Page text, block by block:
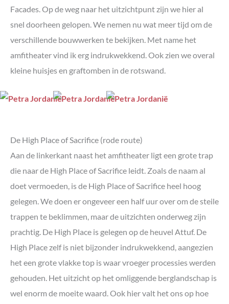
Facades. Op de weg naar het uitzichtpunt zijn we hier al
snel doorheen gelopen. We nemen nu wat meer tijd om de
verschillende bouwwerken te bekijken. Met name het
amfitheater vind ik erg indrukwekkend. Ook zien we overal
kleine huisjes en graftomben in de rotswand.
De High Place of Sacrifice (rode route)
Aan de linkerkant naast het amfitheater ligt een grote trap
die naar de High Place of Sacrifice leidt. Zoals de naam al
doet vermoeden, is de High Place of Sacrifice heel hoog
gelegen. We doen er ongeveer een half uur over om de steile
trappen te beklimmen, maar de uitzichten onderweg zijn
prachtig. De High Place is gelegen op de heuvel Attuf. De
High Place zelf is niet bijzonder indrukwekkend, aangezien
het een grote vlakke top is waar vroeger processies werden
gehouden. Het uitzicht op het omliggende berglandschap is
wel enorm de moeite waard. Ook hier valt het ons op hoe